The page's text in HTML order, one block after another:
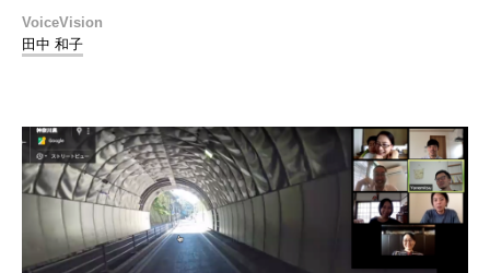
VoiceVision
田中 和子